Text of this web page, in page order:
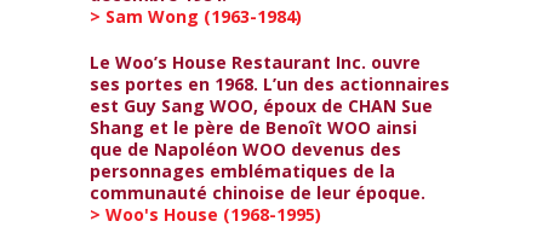
> Sam Wong (1963-1984)
Le Woo’s House Restaurant Inc. ouvre
ses portes en 1968. L’un des actionnaires
est Guy Sang WOO, époux de CHAN Sue
Shang et le père de Benoît WOO ainsi
que de Napoléon WOO devenus des
personnages emblématiques de la
communauté chinoise de leur époque.
> Woo's House (1968-1995)